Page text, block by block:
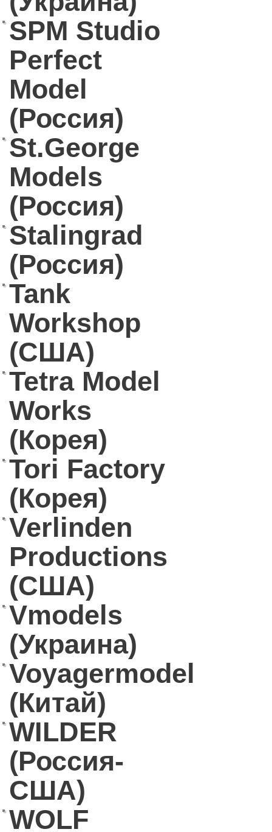
SPM Studio
Perfect
Model
(Россия)
St.George
Models
(Россия)
Stalingrad
(Россия)
Tank
Workshop
(США)
Tetra Model
Works
(Корея)
Tori Factory
(Корея)
Verlinden
Productions
(США)
Vmodels
(Украина)
Voyagermodel
(Китай)
WILDER
(Россия-
США)
WOLF